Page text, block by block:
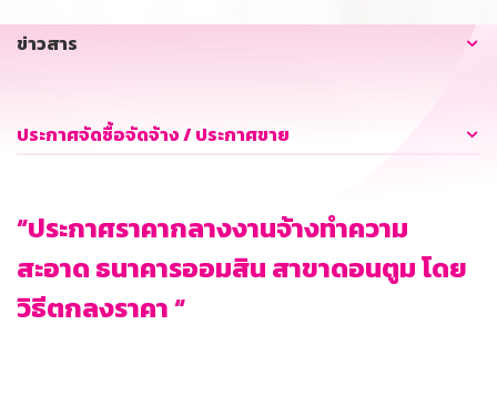
ข่าวสาร
ประกาศจัดซื้อจัดจ้าง / ประกาศขาย
“ประกาศราคากลางงานจ้างทำความ
สะอาด ธนาคารออมสิน สาขาดอนตูม โดย
วิธีตกลงราคา “